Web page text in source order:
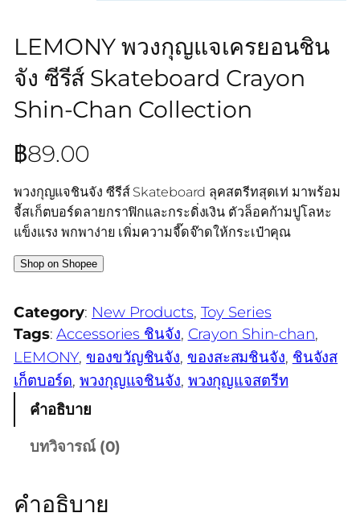
LEMONY พวงกุญแจเครยอนชิน
จัง ซีรีส์ Skateboard Crayon
Shin-Chan Collection
฿89.00
พวงกุญแจชินจัง ซีรีส์ Skateboard ลุคสตรีทสุดเท่ มาพร้อม
จี้สเก็ตบอร์ดลายกราฟิกและกระดิ่งเงิน ตัวล็อคก้ามปูโลหะ
แข็งแรง พกพาง่าย เพิ่มความจี๊ดจ๊าดให้กระเป๋าคุณ
Shop on Shopee
Category: New Products, Toy Series
Tags:Accessories ชินจัง, Crayon Shin-chan
LEMONY, ของขวัญชินจัง, ของสะสมชินจัง, ชินจังส
เก็ตบอร์ด, พวงกุญแจชินจัง, พวงกุญแจสตรีท
คำอธิบาย
บทวิจารณ์ (0)
คำอธิบาย